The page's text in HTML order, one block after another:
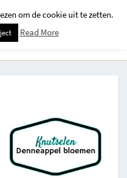
om de cookie uit te zetten.
Read More